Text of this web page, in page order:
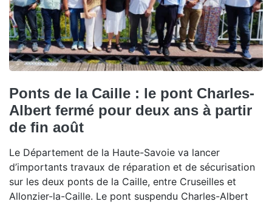
Ponts de la Caille : le pont Charles-
Albert fermé pour deux ans à partir
de fin août
Le Département de la Haute-Savoie va lancer
d’importants travaux de réparation et de sécurisation
sur les deux ponts de la Caille, entre Cruseilles et
Allonzier-la-Caille. Le pont suspendu Charles-Albert